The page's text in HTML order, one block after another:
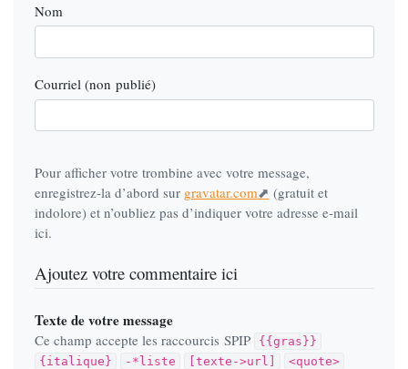
Nom
Courriel (non publié)
Pour afficher votre trombine avec votre message,
enregistrez-la d’abord sur gravatar.com
(gratuit et
indolore) et n’oubliez pas d’indiquer votre adresse e-mail
ici.
Ajoutez votre commentaire ici
Texte de votre message
Ce champ accepte les raccourcis SPIP
{{gras}}
{italique}
-*liste [texte->url]
<quote>